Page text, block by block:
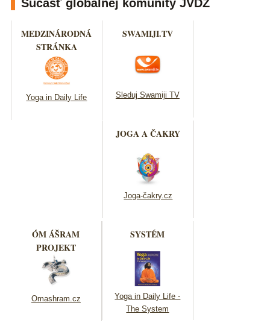
Súčasť globálnej komunity JVDŽ
MEDZINÁRODNÁ
STRÁNKA
Yoga in Daily Life
SWAMIJI.TV
Sleduj Swamiji TV
JOGA A ČAKRY
Joga-čakry.cz
ÓM ÁŠRAM
PROJEKT
Omashram.cz
SYSTÉM
Yoga in Daily Life -
The System